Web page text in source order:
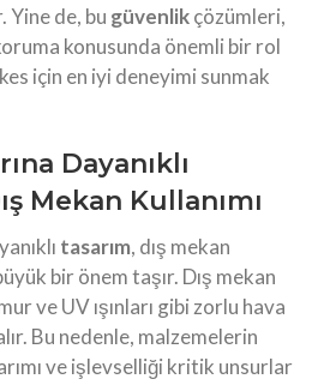
de, bu güvenlikçözümleri,
konusunda önemli bir rol
için en iyi deneyimi sunmak
Dayanıklı
Mekan Kullanımı
tasarım, dış mekan
bir önem taşır. Dış mekan
ve UV ışınları gibi zorlu hava
Bu nedenle, malzemelerin
ve işlevselliği kritik unsurlar